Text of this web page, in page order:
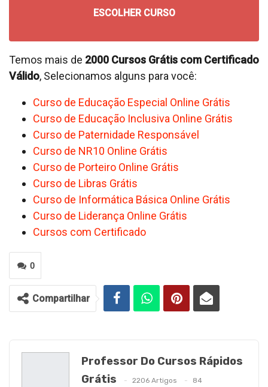
ESCOLHER CURSO
Temos mais de 2000 Cursos Grátis com Certificado
Válido, Selecionamos alguns para você:
Curso de Educação Especial Online Grátis
Curso de Educação Inclusiva Online Grátis
Curso de Paternidade Responsável
Curso de NR10 Online Grátis
Curso de Porteiro Online Grátis
Curso de Libras Grátis
Curso de Informática Básica Online Grátis
Curso de Liderança Online Grátis
Cursos com Certificado
0
Compartilhar
Professor Do Cursos Rápidos
Grátis
2206 Artigos 84